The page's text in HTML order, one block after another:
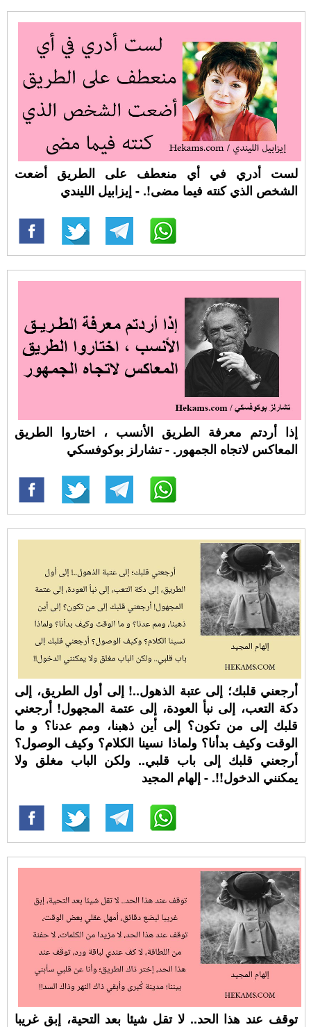
لست أدري في أي منعطف على الطريق أضعت
الشخص الذي كنته فيما مضى!. - إيزابيل الليندي
إذا أردتم معرفة الطريق الأنسب ، اختاروا الطريق
المعاكس لاتجاه الجمهور. - تشارلز بوكوفسكي
أرجعني قلبك؛ إلى عتبة الذهول..! إلى أول الطريق، إلى
دكة التعب، إلى نبأ العودة، إلى عتمة المجهول! أرجعني
قلبك إلى من تكون؟ إلى أين ذهبنا، ومم عدنا؟ و ما
الوقت وكيف بدأنا؟ ولماذا نسينا الكلام؟ وكيف الوصول؟
أرجعني قلبك إلى باب قلبي.. ولكن الباب مغلق ولا
يمكنني الدخول!!. - إلهام المجيد
توقف عند هذا الحد.. لا تقل شيئا بعد التحية، إبق غريبا